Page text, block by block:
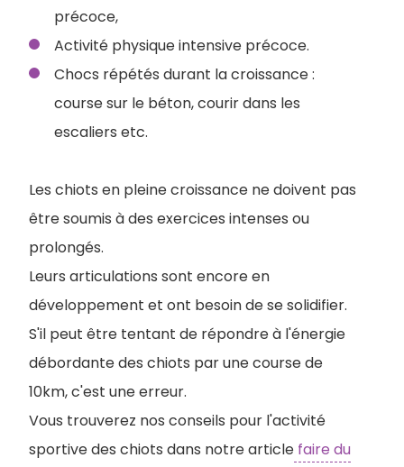
précoce,
Activité physique intensive précoce.
Chocs répétés durant la croissance :
course sur le béton, courir dans les
escaliers etc.
Les chiots en pleine croissance ne doivent pas
être soumis à des exercices intenses ou
prolongés.
Leurs articulations sont encore en
développement et ont besoin de se solidifier.
S'il peut être tentant de répondre à l'énergie
débordante des chiots par une course de
10km, c'est une erreur.
Vous trouverez nos conseils pour l'activité
sportive des chiots dans notre article faire du